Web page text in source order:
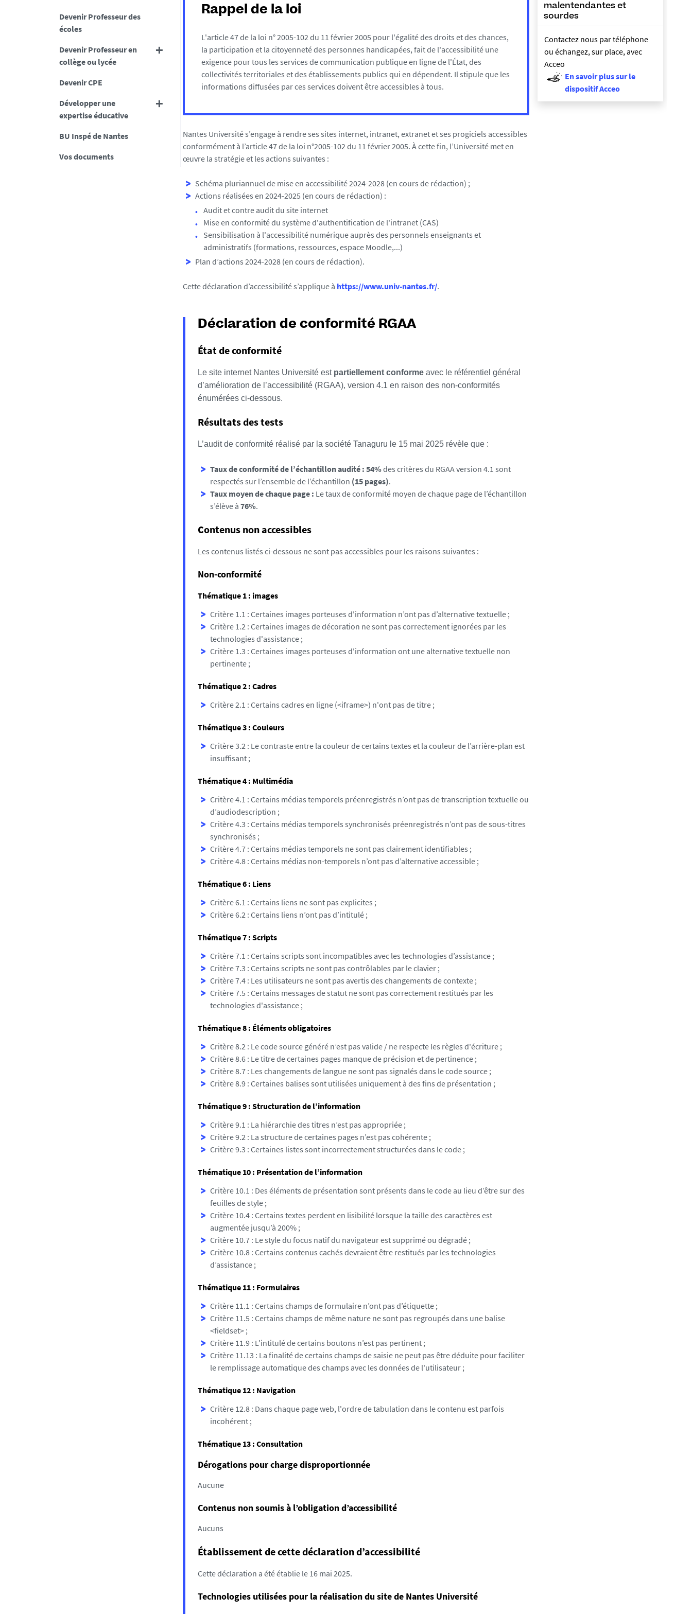
Devenir Professeur des
écoles
Devenir Professeur en
collège ou lycée
Devenir CPE
Développer une
expertise éducative
BU Inspé de Nantes
Vos documents
Rappel de la loi
L'article 47 de la loi n° 2005-102 du 11 février 2005 pour l'égalité des droits et des chances,
la participation et la citoyenneté des personnes handicapées, fait de l'accessibilité une
exigence pour tous les services de communication publique en ligne de l'État, des
collectivités territoriales et des établissements publics qui en dépendent. Il stipule que les
informations diffusées par ces services doivent être accessibles à tous.
Nantes Université s’engage à rendre ses sites internet, intranet, extranet et ses progiciels accessibles
conformément à l’article 47 de la loi n°2005-102 du 11 février 2005. À cette fin, l’Université met en
œuvre la stratégie et les actions suivantes :
Schéma pluriannuel de mise en accessibilité 2024-2028 (en cours de rédaction) ;
Actions réalisées en 2024-2025 (en cours de rédaction) :
Audit et contre audit du site internet
Mise en conformité du système d'authentification de l'intranet (CAS)
Sensibilisation à l'accessibilité numérique auprès des personnels enseignants et
administratifs (formations, ressources, espace Moodle,...)
Plan d’actions 2024-2028 (en cours de rédaction).
Cette déclaration d’accessibilité s’applique à https://www.univ-nantes.fr/.
Déclaration de conformité RGAA
État de conformité
Le site internet Nantes Université est partiellement conforme avec le référentiel général
d’amélioration de l’accessibilité (RGAA), version 4.1 en raison des non-conformités
énumérées ci-dessous.
Résultats des tests
L’audit de conformité réalisé par la société Tanaguru le 15 mai 2025 révèle que :
Taux de conformité de l’échantillon audité : 54%des critères du RGAA version 4.1 sont
respectés sur l’ensemble de l’échantillon (15 pages).
Taux moyen de chaque page : Le taux de conformité moyen de chaque page de l’échantillon
s’élève à 76%.
Contenus non accessibles
Les contenus listés ci-dessous ne sont pas accessibles pour les raisons suivantes :
Non-conformité
Thématique 1 : images
Critère 1.1 : Certaines images porteuses d'information n’ont pas d’alternative textuelle ;
Critère 1.2 : Certaines images de décoration ne sont pas correctement ignorées par les
technologies d'assistance ;
Critère 1.3 : Certaines images porteuses d'information ont une alternative textuelle non
pertinente ;
Thématique 2 : Cadres
Critère 2.1 : Certains cadres en ligne (<iframe>) n'ont pas de titre ;
Thématique 3 : Couleurs
Critère 3.2 : Le contraste entre la couleur de certains textes et la couleur de l’arrière-plan est
insuffisant ;
Thématique 4 : Multimédia
Critère 4.1 : Certains médias temporels préenregistrés n’ont pas de transcription textuelle ou
d’audiodescription ;
Critère 4.3 : Certains médias temporels synchronisés préenregistrés n’ont pas de sous-titres
synchronisés ;
Critère 4.7 : Certains médias temporels ne sont pas clairement identifiables ;
Critère 4.8 : Certains médias non-temporels n’ont pas d’alternative accessible ;
Thématique 6 : Liens
Critère 6.1 : Certains liens ne sont pas explicites ;
Critère 6.2 : Certains liens n’ont pas d’intitulé ;
Thématique 7 : Scripts
Critère 7.1 : Certains scripts sont incompatibles avec les technologies d’assistance ;
Critère 7.3 : Certains scripts ne sont pas contrôlables par le clavier ;
Critère 7.4 : Les utilisateurs ne sont pas avertis des changements de contexte ;
Critère 7.5 : Certains messages de statut ne sont pas correctement restitués par les
technologies d'assistance ;
Thématique 8 : Éléments obligatoires
Critère 8.2 : Le code source généré n’est pas valide / ne respecte les règles d'écriture ;
Critère 8.6 : Le titre de certaines pages manque de précision et de pertinence ;
Critère 8.7 : Les changements de langue ne sont pas signalés dans le code source ;
Critère 8.9 : Certaines balises sont utilisées uniquement à des fins de présentation ;
Thématique 9 : Structuration de l’information
Critère 9.1 : La hiérarchie des titres n’est pas appropriée ;
Critère 9.2 : La structure de certaines pages n’est pas cohérente ;
Critère 9.3 : Certaines listes sont incorrectement structurées dans le code ;
Thématique 10 : Présentation de l’information
Critère 10.1 : Des éléments de présentation sont présents dans le code au lieu d’être sur des
feuilles de style ;
Critère 10.4 : Certains textes perdent en lisibilité lorsque la taille des caractères est
augmentée jusqu’à 200% ;
Critère 10.7 : Le style du focus natif du navigateur est supprimé ou dégradé ;
Critère 10.8 : Certains contenus cachés devraient être restitués par les technologies
d’assistance ;
Thématique 11 : Formulaires
Critère 11.1 : Certains champs de formulaire n’ont pas d’étiquette ;
Critère 11.5 : Certains champs de même nature ne sont pas regroupés dans une balise
<fieldset> ;
Critère 11.9 : L'intitulé de certains boutons n’est pas pertinent ;
Critère 11.13 : La finalité de certains champs de saisie ne peut pas être déduite pour faciliter
le remplissage automatique des champs avec les données de l'utilisateur ;
Thématique 12 : Navigation
Critère 12.8 : Dans chaque page web, l'ordre de tabulation dans le contenu est parfois
incohérent ;
Thématique 13 : Consultation
Dérogations pour charge disproportionnée
Aucune
Contenus non soumis à l’obligation d’accessibilité
Aucuns
Établissement de cette déclaration d’accessibilité
Cette déclaration a été établie le 16 mai 2025.
Technologies utilisées pour la réalisation du site de Nantes Université
malentendantes et
sourdes
Contactez nous par téléphone
ou échangez, sur place, avec
Acceo
En savoir plus sur le
dispositif Acceo